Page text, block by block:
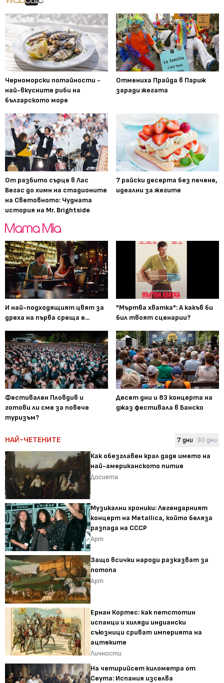
Черноморски потайности -
най-вкусните риби на
българското море
Отмениха Прайда в Париж
заради жегата
От разбито сърце в Лас
Вегас до химн на стадионите
на Световното: Чудната
история на Mr. Brightside
7 райски десерта без печене,
идеални за жегите
И най-подходящият цвят за
дреха на първа среща е...
"Мъртва хватка": А какъв би
бил твоят сценарии?
Фестивален Пловдив и
готови ли сме за повече
туризъм?
Десет дни и 83 концерта на
джаз фестивала в Банско
НАЙ-ЧЕТЕНИТЕ 7 дни 30 дни
Как обезглавен крал даде името на
най-американското питие
Досиета
Музикални хроники: Легендарният
концерт на Metallica, който беляза
разпада на СССР
Арт
Защо всички народи разказват за
потопа
Арт
Ернан Кортес: как петстотин
испанци и хиляди индиански
съюзници сриват империята на
ацтеките
Личности
На четирийсет километра от
Сеута: Испания изселва